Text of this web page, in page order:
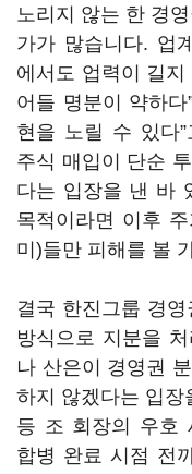
노리지 않는 한 경
가가 많습니다. 업
에서도 업력이 길
어들 명분이 약하
현을 노릴 수 있다
주식 매입이 단순
다는 입장을 낸 바
목적이라면 이후
미)들만 피해를 볼
결국 한진그룹 경
방식으로 지분을
나 산은이 경영권
하지 않겠다는 입장
등 조 회장의 우호
합병 완료 시점 전